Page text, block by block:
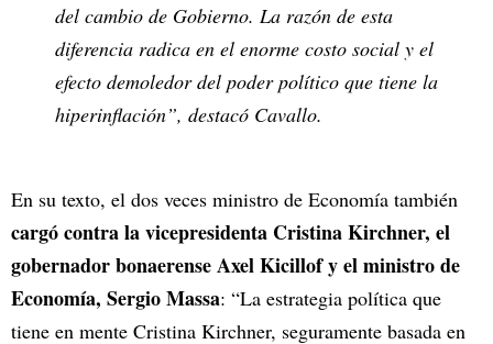
del cambio de Gobierno. La razón de esta
diferencia radica en el enorme costo social y el
efecto demoledor del poder político que tiene la
hiperinflación”, destacó Cavallo.
En su texto, el dos veces ministro de Economía también
cargó contra la vicepresidenta Cristina Kirchner, el
gobernador bonaerense Axel Kicillof y el ministro de
Economía, Sergio Massa: “La estrategia política que
tiene en mente Cristina Kirchner, seguramente basada en